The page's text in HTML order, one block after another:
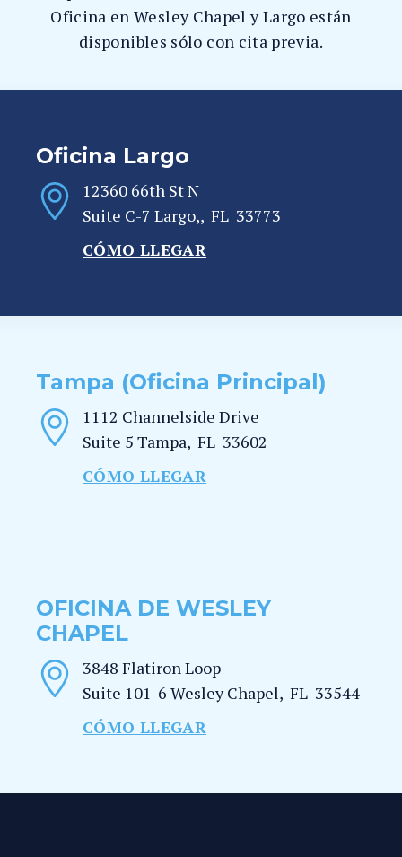
Oficina en Wesley Chapel y Largo están
disponibles sólo con cita previa.
Oficina Largo
12360 66th St N
Suite C-7 Largo,, FL 33773
CÓMO LLEGAR
Tampa (Oficina Principal)
1112 Channelside Drive
Suite 5 Tampa, FL 33602
CÓMO LLEGAR
OFICINA DE WESLEY
CHAPEL
3848 Flatiron Loop
Suite 101-6 Wesley Chapel, FL 33544
CÓMO LLEGAR